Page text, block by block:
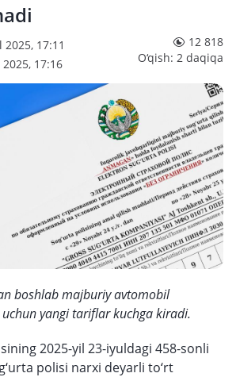
17:11
17:16
12 818
O‘qish: 2 daqiqa
boshlab majburiy avtomobil
uchun yangi tariflar kuchga kiradi.
2025-yil 23-iyuldagi 458-sonli
polisi narxi deyarli to‘rt